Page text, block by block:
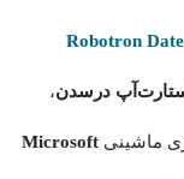
Robotron
درسدن،
ماشینی Microsoft